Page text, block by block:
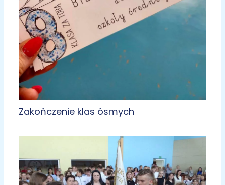
Zakończenie klas ósmych